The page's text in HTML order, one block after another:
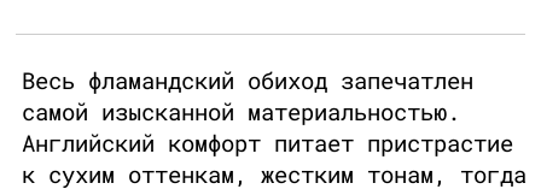
Весь фламандский обиход запечатлен
самой изысканной материальностью.
Английский комфорт питает пристрастие
к сухим оттенкам, жестким тонам, тогда